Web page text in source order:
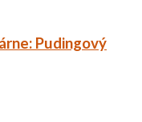
Pudingový